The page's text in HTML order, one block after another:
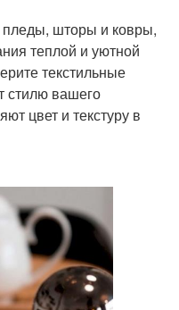
пледы, шторы и ковры,
теплой и уютной
текстильные
стилю вашего
цвет и текстуру в